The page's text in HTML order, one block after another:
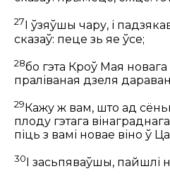
27
І ўзяўшы чару, і
сказаў: пеце зь яе ўсе;
28бо гэта Кроў Мая новага
праліваная дзеля
29 Кажу ж вам, што ад
плоду гэтага
піць з вамі новае віно ў
30 І засьпяваўшы, пайшлі